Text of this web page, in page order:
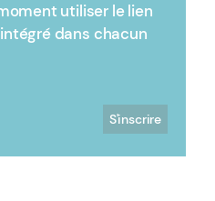
utiliser le lien
dans chacun